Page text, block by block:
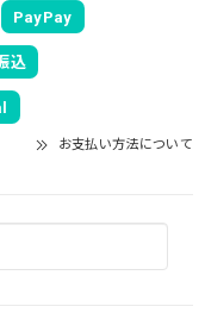
PayPay
込
お支払い方法について